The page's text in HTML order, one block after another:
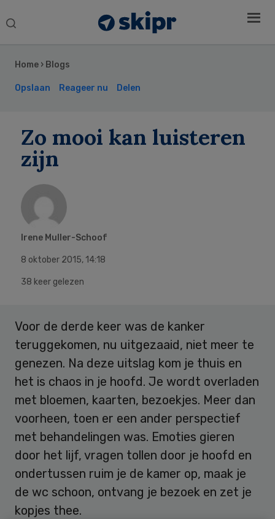
Search
Home › Blogs
Opslaan Reageer nu Delen
Zo mooi kan luisteren
zijn
Irene Muller-Schoof
8 oktober 2015, 14:18
38 keer gelezen
Voor de derde keer was de kanker
teruggekomen, nu uitgezaaid, niet meer te
genezen. Na deze uitslag kom je thuis en
het is chaos in je hoofd. Je wordt overladen
met bloemen, kaarten, bezoekjes. Meer dan
voorheen, toen er een ander perspectief
met behandelingen was. Emoties gieren
door het lijf, vragen tollen door je hoofd en
ondertussen ruim je de kamer op, maak je
de wc schoon, ontvang je bezoek en zet je
kopjes thee.
Sidebar